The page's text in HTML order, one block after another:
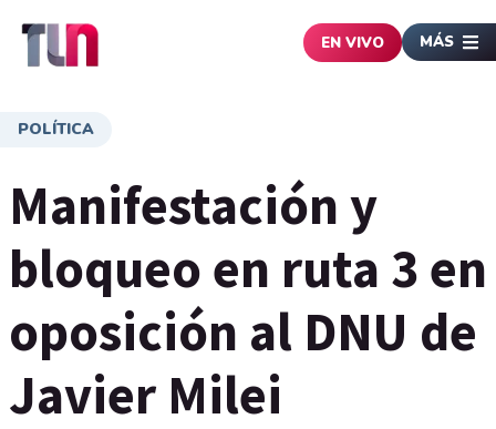
EN VIVO MÁS
POLÍTICA
Manifestación y
bloqueo en ruta 3 en
oposición al DNU de
Javier Milei